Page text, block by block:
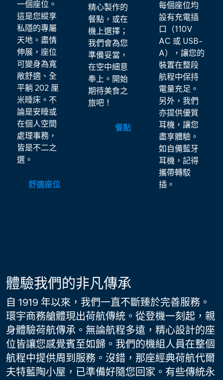
一個座位。
這是您縱享
私隱的專屬
天地。盡情
伸展，座位
可變身為寬
敞舒適、全
平躺 202 厘
米睡床。不
論是安睡或
在個人空間
處理事務，
皆是不二之
選。
舒適座位
精心製作的
餐點，或在
機上選擇；
我們會為您
準備妥當，
在空中細意
奉上。開始
期待美食之
旅吧！
餐點
每個座位均
設有充電插
口（110V
AC 或 USB-
A），讓您的
裝置在整段
航程中保持
電量充足。
另外，我們
亦提供優質
耳機，讓您
盡享體驗。
如自備藍牙
耳機，記得
攜帶轉駁
插。
體驗我們的非凡傳承
自 1919 年以來，我們一直不斷臻於完善服務。
環宇商務艙體現出荷航傳統。從登機一刻起，親
身體驗荷航傳承。無論航程多遠，精心設計的座
位皆讓您感覺賓至如歸。我們的機組人員在整個
航程中提供周到服務。沒錯，那座經典荷航代爾
夫特藍陶小屋，已準備好隨您回家。有些傳統永